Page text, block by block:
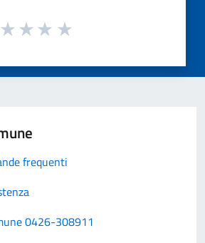
frequenti
0426-308911